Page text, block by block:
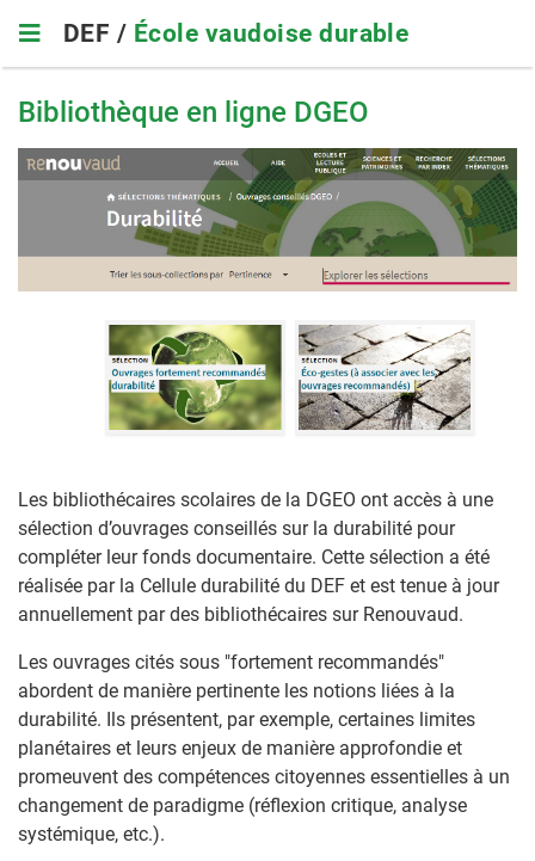
main
navigation
DEF / École vaudoise durable
Bibliothèque en ligne DGEO
Les bibliothécaires scolaires de la DGEO ont accès à une
sélection d’ouvrages conseillés sur la durabilité pour
compléter leur fonds documentaire. Cette sélection a été
réalisée par la Cellule durabilité du DEF et est tenue à jour
annuellement par des bibliothécaires sur Renouvaud.
Les ouvrages cités sous "fortement recommandés"
abordent de manière pertinente les notions liées à la
durabilité. Ils présentent, par exemple, certaines limites
planétaires et leurs enjeux de manière approfondie et
promeuvent des compétences citoyennes essentielles à un
changement de paradigme (réflexion critique, analyse
systémique, etc.).